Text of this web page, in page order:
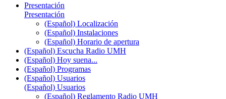
Presentación
Presentación
(Español) Localización
(Español) Instalaciones
(Español) Horario de apertura
(Español) Escucha Radio UMH
(Español) Hoy suena...
(Español) Programas
(Español) Usuarios
(Español) Usuarios
(Español) Reglamento Radio UMH